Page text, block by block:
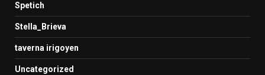
Spetich
Stella_Brieva
taverna irigoyen
Uncategorized